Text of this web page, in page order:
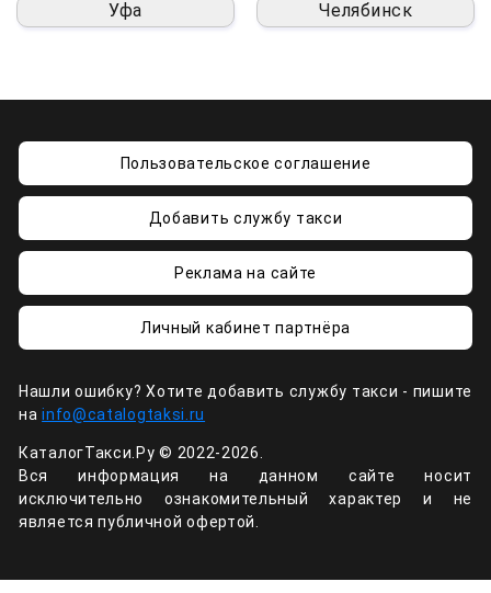
Уфа Челябинск
Пользовательское соглашение
Добавить службу такси
Реклама на сайте
Личный кабинет партнёра
Нашли ошибку? Хотите добавить службу такси - пишите
наinfo@catalogtaksi.ru
КаталогТакси.Ру © 2022-2026.
Вся информация на данном сайте носит
исключительно ознакомительный характер и не
является публичной офертой.